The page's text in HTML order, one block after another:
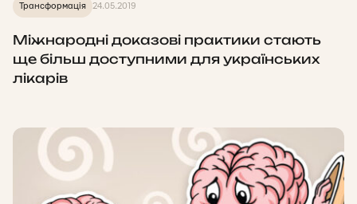
Трансформація 24.05.2019
Міжнародні доказові практики стають
ще більш доступними для українських
лікарів